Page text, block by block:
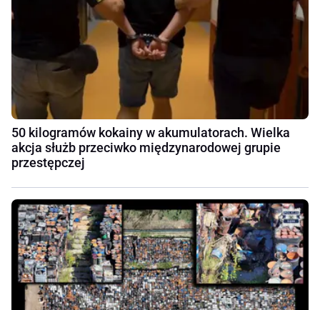
50 kilogramów kokainy w akumulatorach. Wielka
akcja służb przeciwko międzynarodowej grupie
przestępczej